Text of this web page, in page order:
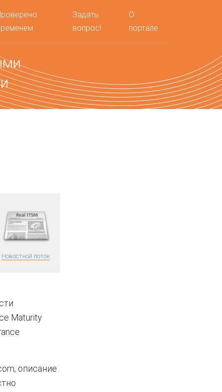
Задать
вопрос!
О
портале
Новостной поток
Maturity
описание